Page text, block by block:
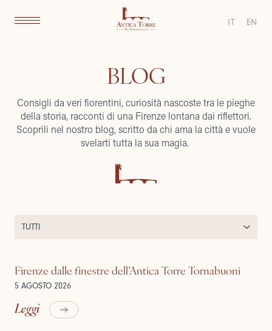
IT EN
BLOG
Consigli da veri fiorentini, curiosità nascoste tra le pieghe
della storia, racconti di una Firenze lontana dai riflettori.
Scoprili nel nostro blog, scritto da chi ama la città e vuole
svelarti tutta la sua magia.
Firenze dalle finestre dell’Antica Torre Tornabuoni
5 AGOSTO 2026
Leggi